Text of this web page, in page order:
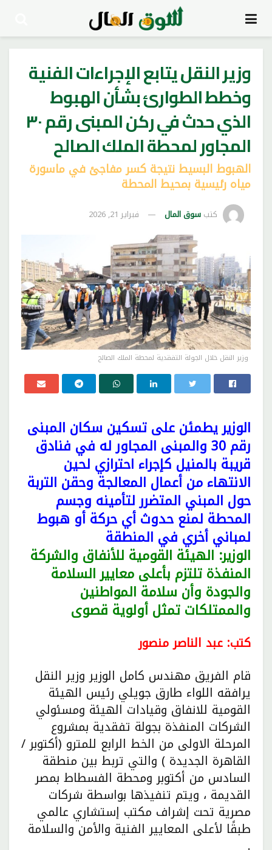
وزير النقل يتابع الإجراءات الفنية
وخطط الطوارئ بشأن الهبوط
الذي حدث في ركن المبنى رقم ٣٠
المجاور لمحطة الملك الصالح
الهبوط البسيط نتيجة كسر مفاجئ في ماسورة
مياه رئيسية بمحيط المحطة
كتب سوق المال فبراير 21, 2026
وزير النقل خلال الجولة التفقدية لمحطة الملك الصالح
الوزير يطمئن على تسكين سكان المبنى
رقم 30 والمبنى المجاور له في فنادق
قريبة بالمنيل كإجراء احترازي لحين
الانتهاء من أعمال المعالجة وحقن التربة
حول المبني المتضرر لتأمينه وجسم
المحطة لمنع حدوث أي حركة أو هبوط
لمباني أخري في المنطقة
الوزير: الهيئة القومية للأنفاق والشركة
المنفذة تلتزم بأعلى معايير السلامة
والجودة وأن سلامة المواطنين
والممتلكات تمثل أولوية قصوى
كتب: عبد الناصر منصور
قام الفريق مهندس كامل الوزير وزير النقل
يرافقه اللواء طارق جويلي رئيس الهيئة
القومية للانفاق وقيادات الهيئة ومسئولي
الشركات المنفذة بجولة تفقدية بمشروع
المرحلة الاولى من الخط الرابع للمترو (أكتوبر /
القاهرة الجديدة ) والتي تربط بين منطقة
السادس من أكتوبر ومحطة الفسطاط بمصر
القديمة ، ويتم تنفيذها بواسطة شركات
مصرية تحت إشراف مكتب إستشاري عالمي
طبقًا لأعلى المعايير الفنية والأمن والسلامة